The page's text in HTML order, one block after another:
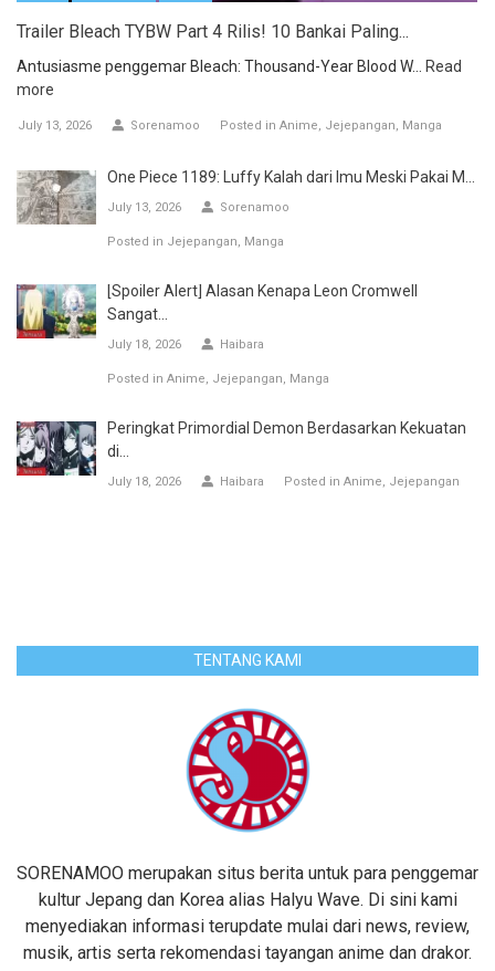
Trailer Bleach TYBW Part 4 Rilis! 10 Bankai Paling...
Antusiasme penggemar Bleach: Thousand-Year Blood W...
Read
more
July 13, 2026 Sorenamoo Posted in Anime Jejepangan Manga
One Piece 1189: Luffy Kalah dari Imu Meski Pakai M...
July 13, 2026 Sorenamoo
Posted in Jejepangan Manga
[Spoiler Alert] Alasan Kenapa Leon Cromwell
Sangat...
July 18, 2026 Haibara
Posted in Anime Jejepangan Manga
Peringkat Primordial Demon Berdasarkan Kekuatan
di...
July 18, 2026 Haibara Posted in Anime Jejepangan
TENTANG KAMI
SORENAMOO merupakan situs berita untuk para penggemar
kultur Jepang dan Korea alias Halyu Wave. Di sini kami
menyediakan informasi terupdate mulai dari news, review,
musik, artis serta rekomendasi tayangan anime dan drakor.